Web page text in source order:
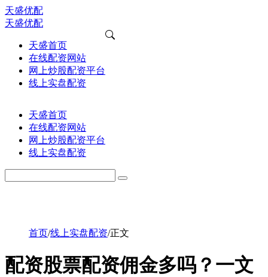
天盛优配
天盛优配
天盛首页
在线配资网站
网上炒股配资平台
线上实盘配资
天盛首页
在线配资网站
网上炒股配资平台
线上实盘配资
首页/线上实盘配资/正文
配资股票配资佣金多吗？一文